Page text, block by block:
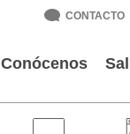
CONTACTO
Conócenos